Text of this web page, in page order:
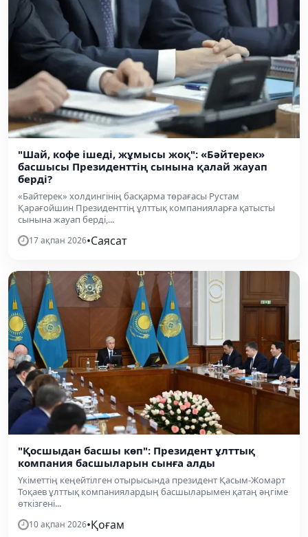
"Шай, кофе ішеді, жұмысы жоқ": «Бәйтерек»
басшысы Президенттің сынына қалай жауап
берді?
«Байтерек» холдингінің басқарма төрағасы Рустам
Қарағойшин Президенттің ұлттық компанияларға қатысты
сынына жауап берді,...
17 ақпан 2026•Саясат
"Қосшыдан басшы көп": Президент ұлттық
компания басшыларын сынға алды
Үкіметтің кеңейтілген отырысында президент Қасым-Жомарт
Тоқаев ұлттық компаниялардың басшыларымен қатаң әңгіме
өткізгені...
10 ақпан 2026•Қоғам